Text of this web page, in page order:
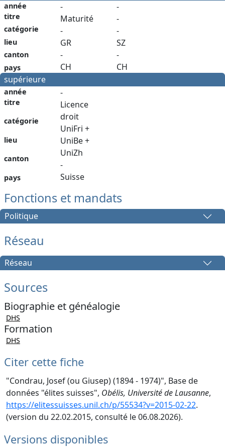
année
titre
catégorie
lieu
canton
pays
-
Maturité
-
GR
-
CH
-
-
-
SZ
-
CH
supérieure
année
titre
catégorie
lieu
canton
pays
-
Licence
droit
UniFri +
UniBe +
UniZh
-
Suisse
Fonctions et mandats
Politique
Réseau
Réseau
Sources
Biographie et généalogie
DHS
Formation
DHS
Citer cette fiche
"Condrau, Josef (ou Giusep) (1894 - 1974)", Base de
données "élites suisses", Obélis, Université de Lausanne,
https://elitessuisses.unil.ch/p/55534?v=2015-02-22.
(version du 22.02.2015, consulté le 06.08.2026).
Versions disponibles